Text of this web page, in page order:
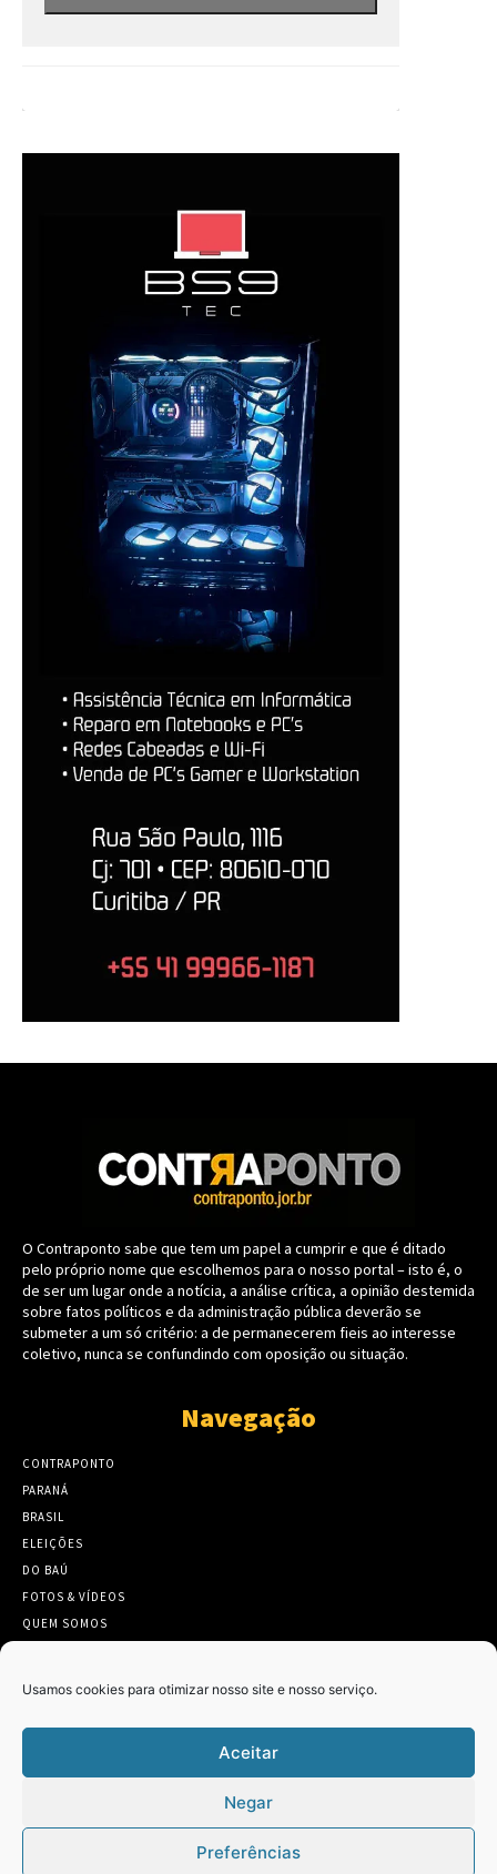
Usamos cookies para otimizar nosso site e nosso serviço.
Aceitar
Negar
Preferências
O Contraponto sabe que tem um papel a cumprir e que é ditado
pelo próprio nome que escolhemos para o nosso portal – isto é, o
de ser um lugar onde a notícia, a análise crítica, a opinião destemida
sobre fatos políticos e da administração pública deverão se
submeter a um só critério: a de permanecerem fieis ao interesse
coletivo, nunca se confundindo com oposição ou situação.
Navegação
CONTRAPONTO
PARANÁ
BRASIL
ELEIÇÕES
DO BAÚ
FOTOS & VÍDEOS
QUEM SOMOS
Twitter
Tweets by Contraponto_jor
Clique para aceitar os cookies marketing
e ativar este conteúdo